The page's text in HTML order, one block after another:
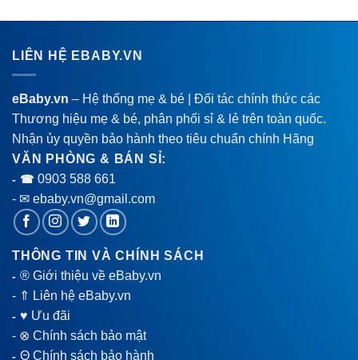
LIÊN HỆ EBABY.VN
eBaby.vn – Hệ thống mẹ & bé | Đối tác chính thức các
Thương hiệu mẹ & bé, phân phối sỉ & lẻ trên toàn quốc.
Nhận ủy quyền bảo hành theo tiêu chuẩn chính Hãng
VĂN PHÒNG & BÁN SỈ:
- ☎ 0903 588 661
- ✉ ebaby.vn@gmail.com
THÔNG TIN VÀ CHÍNH SÁCH
-® Giới thiệu về eBaby.vn
- ⇑ Liên hệ eBaby.vn
-♥ Ưu đãi
- ⊗ Chính sách bảo mật
-Θ Chính sách bảo hành